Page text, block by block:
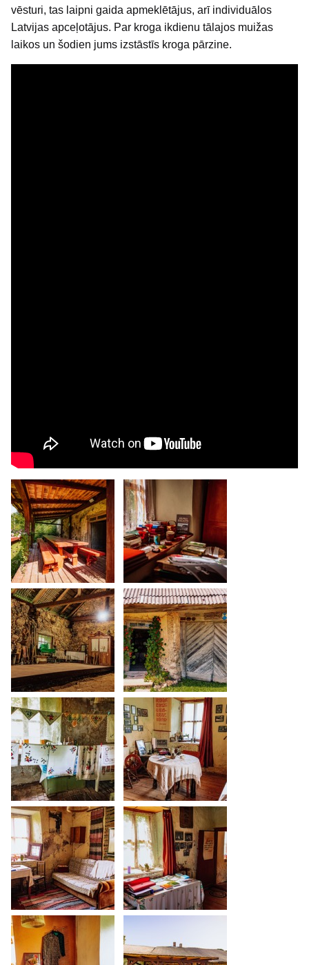
vēsturi, tas laipni gaida apmeklētājus, arī individuālos
Latvijas apceļotājus. Par kroga ikdienu tālajos muižas
laikos un šodien jums izstāstīs kroga pārzine.